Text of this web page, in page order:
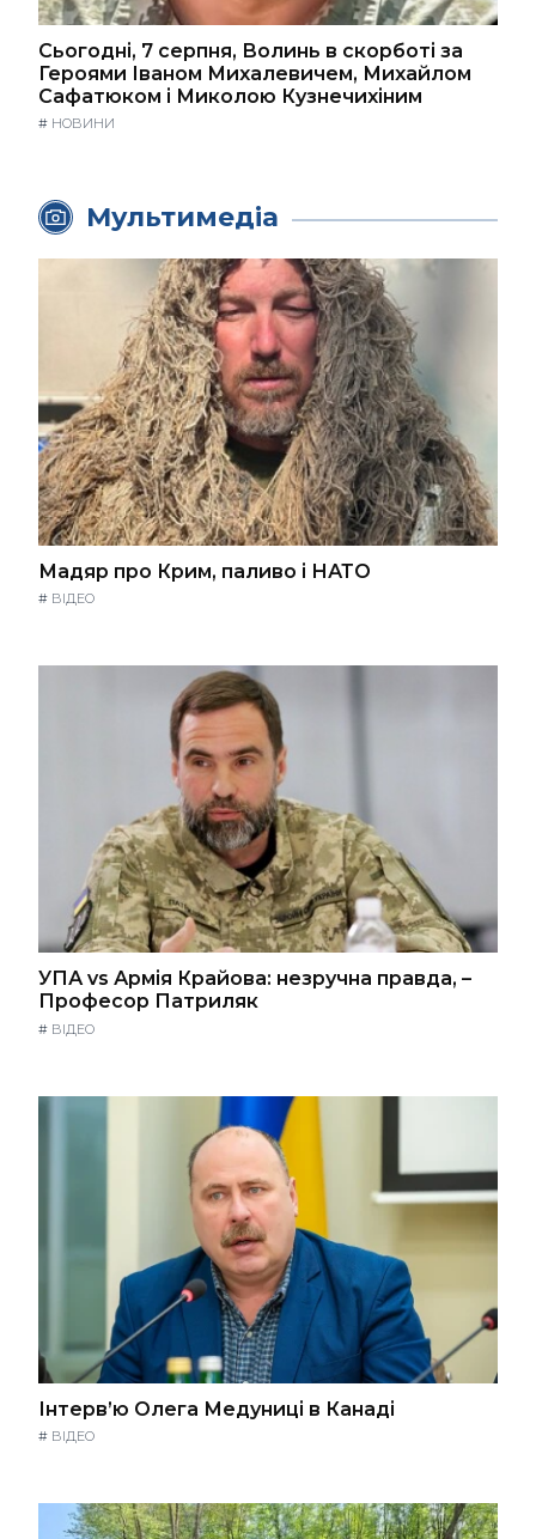
Сьогодні, 7 серпня, Волинь в скорботі за
Героями Іваном Михалевичем, Михайлом
Сафатюком і Миколою Кузнечихіним
# НОВИНИ
Мультимедіа
Мадяр про Крим, паливо і НАТО
# ВІДЕО
УПА vs Армія Крайова: незручна правда, –
Професор Патриляк
# ВІДЕО
Інтерв’ю Олега Медуниці в Канаді
# ВІДЕО